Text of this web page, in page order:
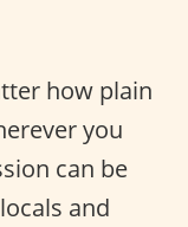
how plain
you
can be
and